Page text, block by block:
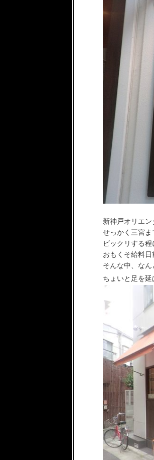
新神戸オリエン
せっかく三宮
ビックリする
おもくそ給料
そんな中、な
ちょいと足を